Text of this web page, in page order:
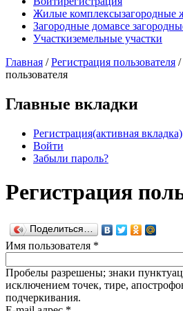
Жилые комплексызагородные
Загородные домавсе
Участкиземельные участки
Главная / Регистрация пользователя /
пользователя
Главные вкладки
Регистрация(активная вкладка)
Войти
Забыли пароль?
Регистрация
Поделиться…
Имя пользователя *
Пробелы разрешены; знаки
исключением точек, тире,
подчеркивания.